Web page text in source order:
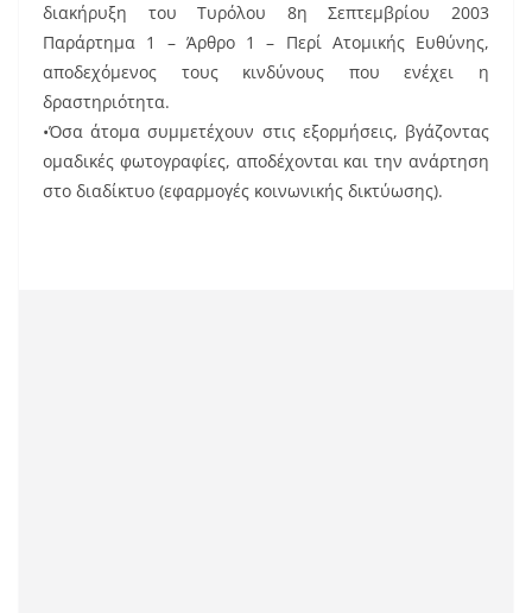
διακήρυξη του Τυρόλου 8η Σεπτεμβρίου 2003
Παράρτημα 1 – Άρθρο 1 – Περί Ατομικής Ευθύνης,
αποδεχόμενος τους κινδύνους που ενέχει η
δραστηριότητα.
•Όσα άτομα συμμετέχουν στις εξορμήσεις, βγάζοντας
ομαδικές φωτογραφίες, αποδέχονται και την ανάρτηση
στο διαδίκτυο (εφαρμογές κοινωνικής δικτύωσης).